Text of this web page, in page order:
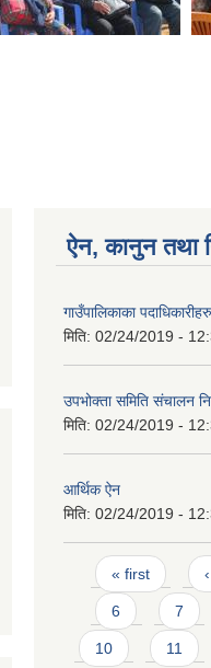
ऐन, कानुन तथा
गाउँपालिकाका
मिति: 02/24/2019 -
उपभोक्ता समिति संचालन
मिति: 02/24/2019 -
आर्थिक ऐन
मिति: 02/24/2019 -
Pages
« first
6 7
10 11